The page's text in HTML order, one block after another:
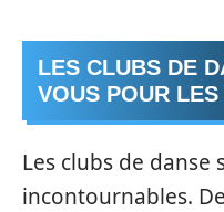
LES CLUBS DE
VOUS POUR LES
Les clubs de
incontournables.